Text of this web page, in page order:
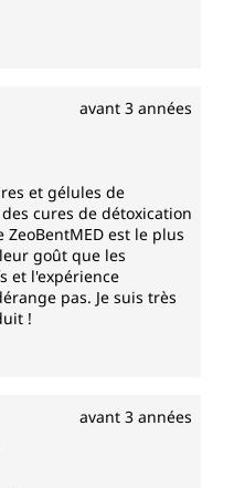
avant 3 années
et gélules de
cures de détoxication
est le plus
goût que les
et l'expérience
pas. Je suis très
!
avant 3 années